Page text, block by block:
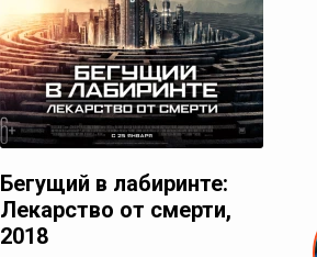
Бегущий в лабиринте:
Лекарство от смерти,
2018